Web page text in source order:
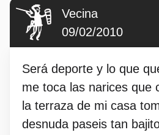
Vecina
09/02/2010
Será deporte y lo que
me toca las narices que
la terraza de mi casa
desnuda paseis tan